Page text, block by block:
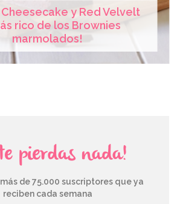
y Red Velvelt
rico de los Brownies
marmolados!
pierdas nada!
de 75.000 suscriptores que ya
reciben cada semana